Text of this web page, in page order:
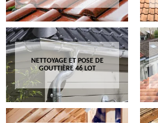
NETTOYAGE ET POSE DE
GOUTTIÈRE 46 LOT